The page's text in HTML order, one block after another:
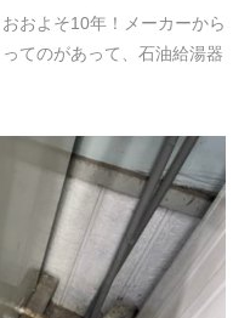
およそ10年！メーカーから
てのがあって、石油給湯器